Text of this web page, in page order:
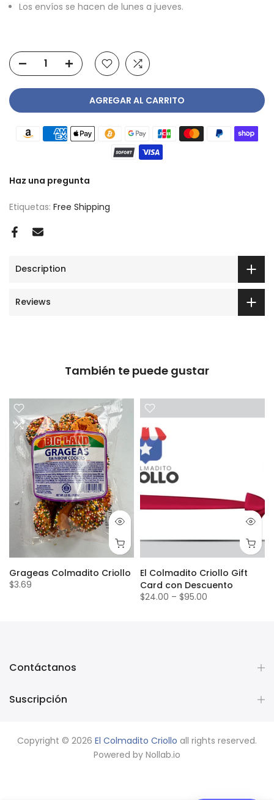
Los envíos se hacen de lunes a jueves.
AGREGAR AL CARRITO
Haz una pregunta
Etiquetas: Free Shipping
Description
Reviews
También te puede gustar
Grageas Colmadito Criollo
$3.69
El Colmadito Criollo Gift
Card con Descuento
$24.00 – $95.00
Contáctanos
Suscripción
Copyright © 2026 El Colmadito Criollo all rights reserved.
Powered by Nollab.io